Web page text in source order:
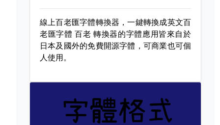
線上百老匯字體轉換器，一鍵轉換成英文百
老匯字體百老 轉換器的字體應用皆來自於
日本及國外的免費開源字體，可商業也可個
人使用。